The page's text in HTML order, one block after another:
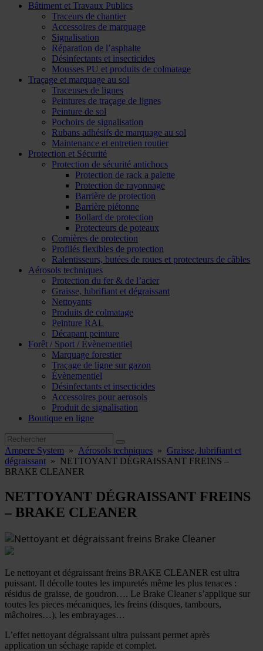
Bâtiment et Travaux Publics
Traceurs de chantier
Accessoires de marquage
Signalisation
Réparation de l’asphalte
Désinfectants et insecticides
Mousses PU et produits de colmatage
Traçage et marquage au sol
Traceuses de lignes
Peintures de traçage de lignes
Peinture de sol
Pochoirs de signalisation
Rubans adhésifs de marquage au sol
Maintenance et entretien routier
Protection et Sécurité
Protection de sécurité antichocs
Protection de rack a palette
Protection de rayonnage
Barrière de protection
Barrière piétonne
Bollard de protection
Protecteurs de poteaux
Cornières de protection
Profilés flexibles de protection
Ralentisseurs, butées de roues et protecteurs de câbles
Aérosols techniques
Protection du fer & de l’acier
Graisse, lubrifiant et dégraissant
Nettoyants
Produits de colmatage
Peinture RAL
Décapant peinture
Forêt / Sport / Évènementiel
Marquage forestier
Traçage de ligne sur gazon
Évènementiel
Désinfectants et insecticides
Accessoires pour aerosols
Produit de signalisation
Boutique en ligne
Ampere System » Aérosols techniques » Graisse, lubrifiant et
dégraissant » NETTOYANT DÉGRAISSANT FREINS –
BRAKE CLEANER
NETTOYANT DÉGRAISSANT FREINS
– BRAKE CLEANER
Le nettoyant et dégraissant freins BRAKE CLEANER est ultra
puissant. Il décolle toutes les impuretés même les plus tenaces :
résidus de graisse, de goudron…. Le Brake Cleaner s’applique sur
toutes les pieces mécaniques, les freins (disques, tambours,
mâchoires…), les embrayages…
L’effet nettoyant dégraissant ultra puissant permet après
application un séchage rapide et complet.